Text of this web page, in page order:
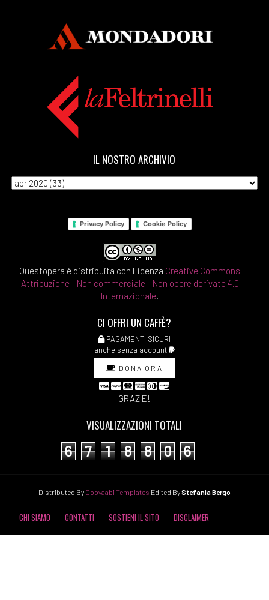
IL NOSTRO ARCHIVIO
Privacy Policy Cookie Policy
Quest'opera è distribuita con Licenza Creative Commons
Attribuzione - Non commerciale - Non opere derivate 4.0
Internazionale.
CI OFFRI UN CAFFÈ?
PAGAMENTI SICURI
anche senza account
DONA ORA
GRAZIE!
VISUALIZZAZIONI TOTALI
6 7 1 8 8 0 6
Distributed By Gooyaabi Templates Edited ByStefania Bergo
CHI SIAMO CONTATTI SOSTIENI IL SITO DISCLAIMER